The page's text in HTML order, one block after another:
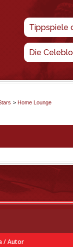
Tippspiele
Die
> Home Lounge
/Autor